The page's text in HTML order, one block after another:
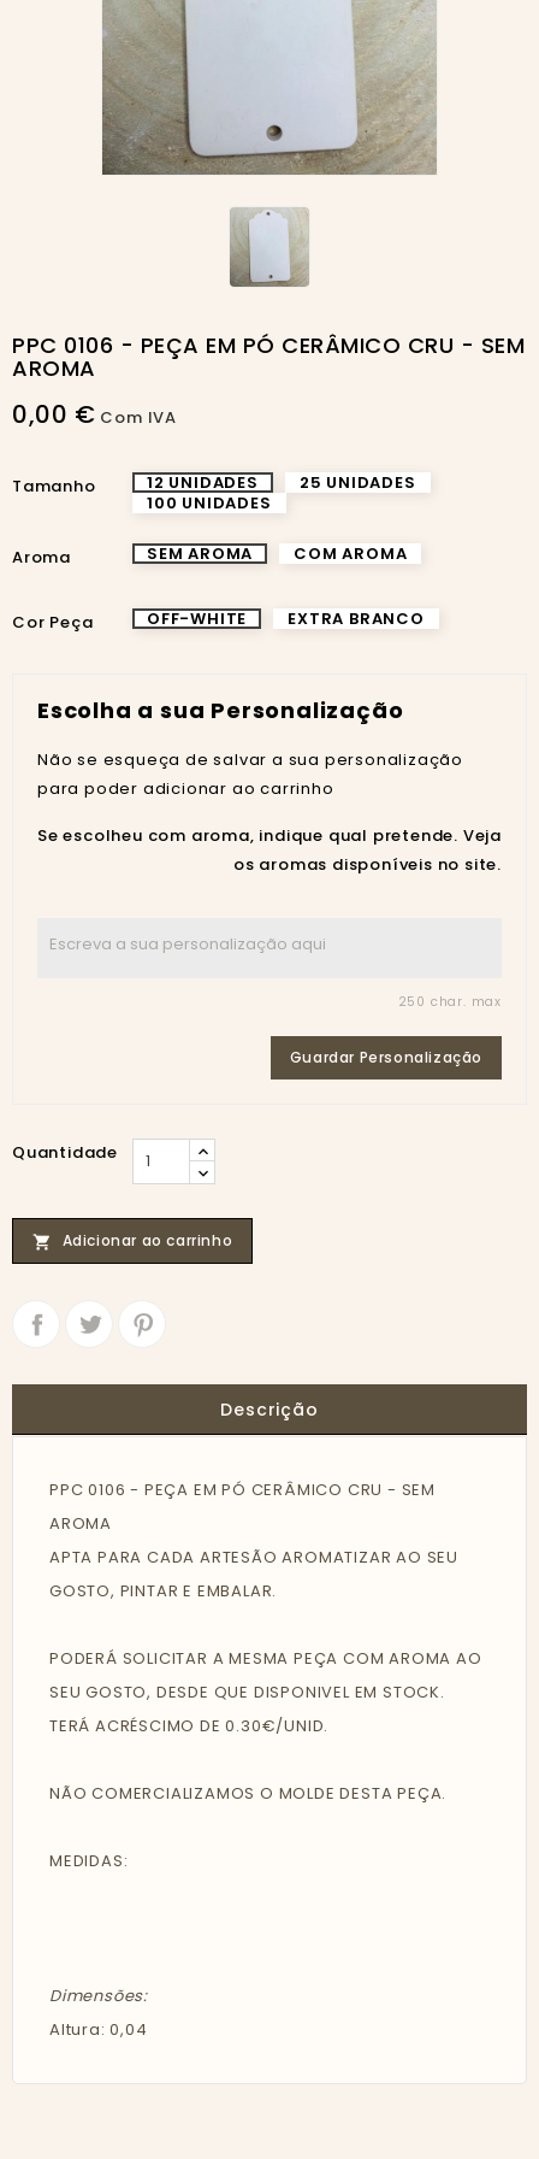
PPC 0106 - PEÇA EM PÓ CERÂMICO CRU - SEM
AROMA
0,00 € Com IVA
Tamanho 12 UNIDADES
25 UNIDADES
100 UNIDADES
Aroma SEM AROMA COM AROMA
Cor Peça OFF-WHITE EXTRA BRANCO
Escolha a sua Personalização
Não se esqueça de salvar a sua personalização
para poder adicionar ao carrinho
Se escolheu com aroma, indique qual pretende. Veja
os aromas disponíveis no site.
250 char. max
Guardar Personalização
Quantidade
 Adicionar ao carrinho
Descrição
PPC 0106 - PEÇA EM PÓ CERÂMICO CRU - SEM
AROMA
APTA PARA CADA ARTESÃO AROMATIZAR AO SEU
GOSTO, PINTAR E EMBALAR.
PODERÁ SOLICITAR A MESMA PEÇA COM AROMA AO
SEU GOSTO, DESDE QUE DISPONIVEL EM STOCK.
TERÁ ACRÉSCIMO DE 0.30€/UNID.
NÃO COMERCIALIZAMOS O MOLDE DESTA PEÇA.
MEDIDAS:
Dimensões:
Altura: 0,04